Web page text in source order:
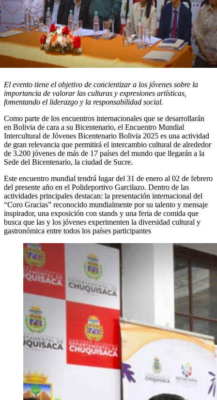
El evento tiene el objetivo de concientizar a los jóvenes sobre la
importancia de valorar las culturas y expresiones artísticas,
fomentando el liderazgo y la responsabilidad social.
Como parte de los encuentros internacionales que se desarrollarán
en Bolivia de cara a su Bicentenario, el Encuentro Mundial
Intercultural de Jóvenes Bicentenario Bolivia 2025 es una actividad
de gran relevancia que permitirá el intercambio cultural de alrededor
de 3.200 jóvenes de más de 17 países del mundo que llegarán a la
Sede del Bicentenario, la ciudad de Sucre.
Este encuentro mundial tendrá lugar del 31 de enero al 02 de febrero
del presente año en el Polideportivo Garcilazo. Dentro de las
actividades principales destacan: la presentación internacional del
“Coro Gracias” reconocido mundialmente por su talento y mensaje
inspirador, una exposición con stands y una feria de comida que
busca que las y los jóvenes experimenten la diversidad cultural y
gastronómica entre todos los países participantes